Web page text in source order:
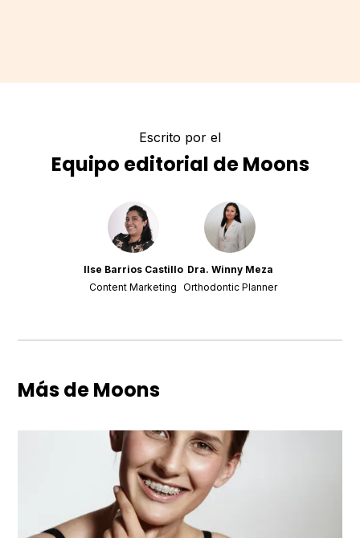
Escrito por el
Equipo editorial de Moons
Ilse Barrios Castillo
Content Marketing
Dra. Winny Meza
Orthodontic Planner
Más de Moons